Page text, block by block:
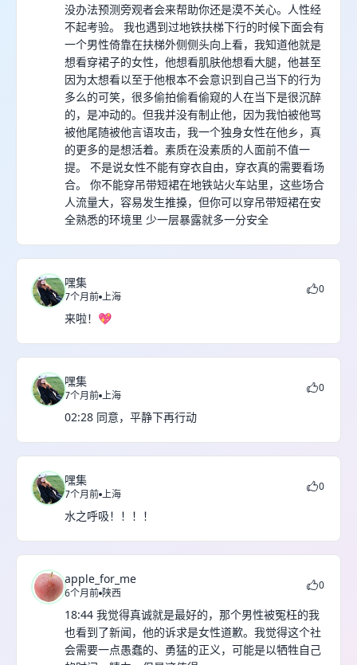
没办法预测旁观者会来帮助你还是漠不关心。人性经
不起考验。 我也遇到过地铁扶梯下行的时候下面会有
一个男性倚靠在扶梯外侧侧头向上看，我知道他就是
想看穿裙子的女性，他想看肌肤他想看大腿，他甚至
因为太想看以至于他根本不会意识到自己当下的行为
多么的可笑，很多偷拍偷看偷窥的人在当下是很沉醉
的，是冲动的。但我并没有制止他，因为我怕被他骂
被他尾随被他言语攻击，我一个独身女性在他乡，真
的更多的是想活着。素质在没素质的人面前不值一
提。 不是说女性不能有穿衣自由，穿衣真的需要看场
合。 你不能穿吊带短裙在地铁站火车站里，这些场合
人流量大，容易发生推搡，但你可以穿吊带短裙在安
全熟悉的环境里 少一层暴露就多一分安全
嘿集
7个月前 上海
0
来啦！💖
嘿集
7个月前 上海
0
02:28 同意，平静下再行动
嘿集
7个月前 上海
0
水之呼吸！！！！
apple_for_me
6个月前 陕西
0
18:44 我觉得真诚就是最好的，那个男性被冤枉的我
也看到了新闻，他的诉求是女性道歉。我觉得这个社
会需要一点愚蠢的、勇猛的正义，可能是以牺牲自己